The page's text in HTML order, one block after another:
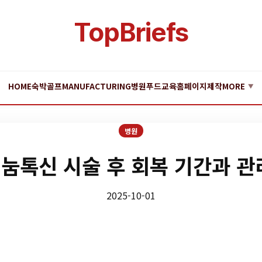
TopBriefs
HOME숙박골프MANUFACTURING병원푸드교육홈페이지제작MORE ▼
병원
톡신 시술 후 회복 기간과 관
2025-10-01